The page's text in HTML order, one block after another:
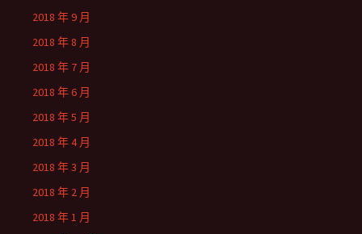
2018 年 9 月
2018 年 8 月
2018 年 7 月
2018 年 6 月
2018 年 5 月
2018 年 4 月
2018 年 3 月
2018 年 2 月
2018 年 1 月